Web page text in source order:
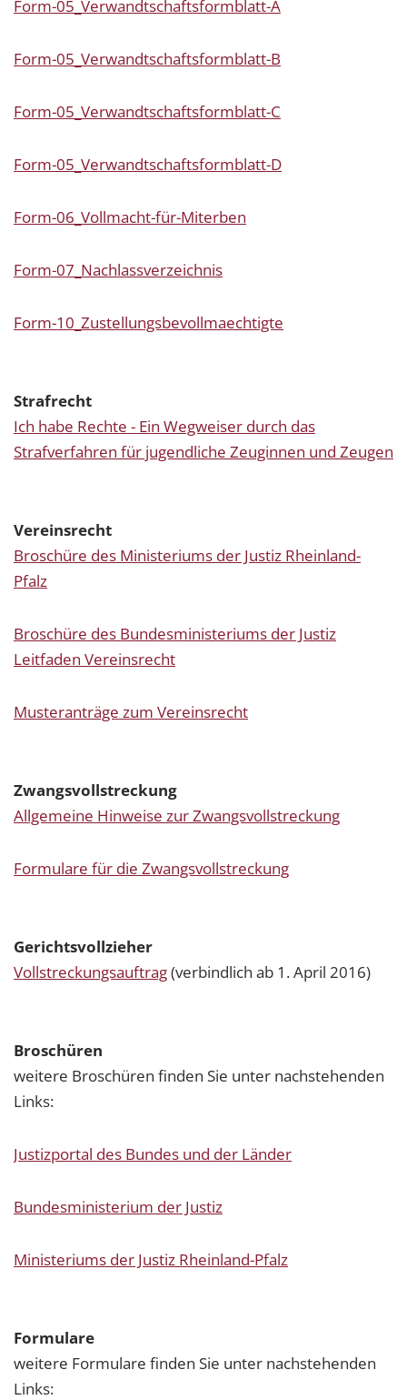
Form-05_Verwandtschaftsformblatt-A
Form-05_Verwandtschaftsformblatt-B
Form-05_Verwandtschaftsformblatt-C
Form-05_Verwandtschaftsformblatt-D
Form-06_Vollmacht-für-Miterben
Form-07_Nachlassverzeichnis
Form-10_Zustellungsbevollmaechtigte
Strafrecht
Ich habe Rechte - Ein Wegweiser durch das
Strafverfahren für jugendliche Zeuginnen und Zeugen
Vereinsrecht
Broschüre des Ministeriums der Justiz Rheinland-
Pfalz
Broschüre des Bundesministeriums der Justiz
Leitfaden Vereinsrecht
Musteranträge zum Vereinsrecht
Zwangsvollstreckung
Allgemeine Hinweise zur Zwangsvollstreckung
Formulare für die Zwangsvollstreckung
Gerichtsvollzieher
Vollstreckungsauftrag(verbindlich ab 1. April 2016)
Broschüren
weitere Broschüren finden Sie unter nachstehenden
Links:
Justizportal des Bundes und der Länder
Bundesministerium der Justiz
Ministeriums der Justiz Rheinland-Pfalz
Formulare
weitere Formulare finden Sie unter nachstehenden
Links: